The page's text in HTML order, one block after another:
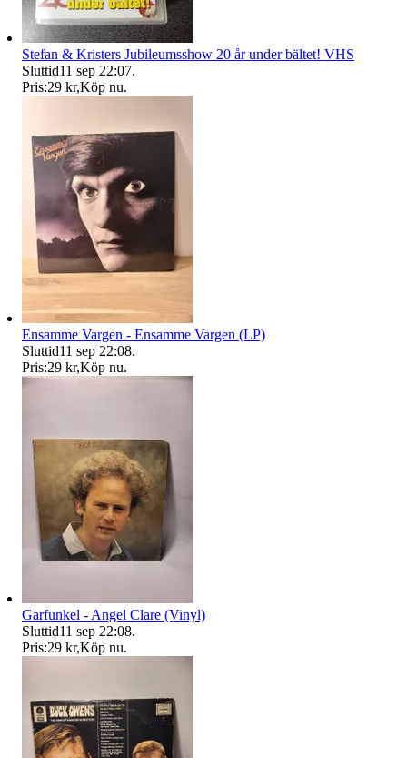
Stefan & Kristers Jubileumsshow 20 år under bältet! VHS
Sluttid11 sep 22:07.
Pris:29 kr,Köp nu.
Ensamme Vargen - Ensamme Vargen (LP)
Sluttid11 sep 22:08.
Pris:29 kr,Köp nu.
Garfunkel - Angel Clare (Vinyl)
Sluttid11 sep 22:08.
Pris:29 kr,Köp nu.